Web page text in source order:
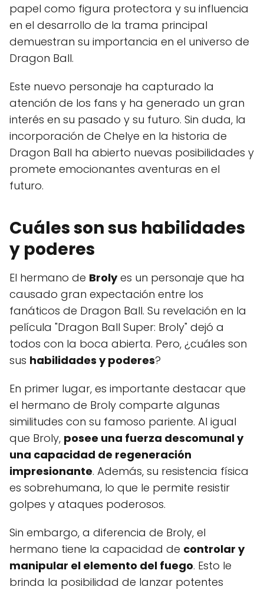
papel como figura protectora y su influencia
en el desarrollo de la trama principal
demuestran su importancia en el universo de
Dragon Ball.
Este nuevo personaje ha capturado la
atención de los fans y ha generado un gran
interés en su pasado y su futuro. Sin duda, la
incorporación de Chelye en la historia de
Dragon Ball ha abierto nuevas posibilidades y
promete emocionantes aventuras en el
futuro.
Cuáles son sus habilidades
y poderes
El hermano de Brolyes un personaje que ha
causado gran expectación entre los
fanáticos de Dragon Ball. Su revelación en la
película "Dragon Ball Super: Broly" dejó a
todos con la boca abierta. Pero, ¿cuáles son
sus habilidades y poderes?
En primer lugar, es importante destacar que
el hermano de Broly comparte algunas
similitudes con su famoso pariente. Al igual
que Broly, posee una fuerza descomunal y
una capacidad de regeneración
impresionante. Además, su resistencia física
es sobrehumana, lo que le permite resistir
golpes y ataques poderosos.
Sin embargo, a diferencia de Broly, el
hermano tiene la capacidad de controlar y
manipular el elemento del fuego. Esto le
brinda la posibilidad de lanzar potentes